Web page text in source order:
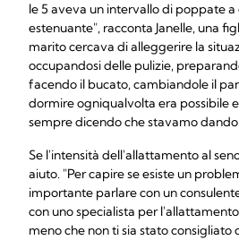
le 5 aveva un intervallo di poppate a
estenuante", racconta Janelle, una
marito cercava di alleggerire la
occupandosi delle pulizie,
facendo il bucato, cambiandole il
dormire ogniqualvolta era possibile
sempre dicendo che stavamo
Se l'intensità dell'allattamento al
aiuto. "Per capire se esiste un
importante parlare con un
con uno specialista per
meno che non ti sia stato consigliato